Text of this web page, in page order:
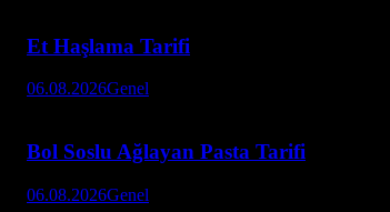
Et Haşlama Tarifi
06.08.2026Genel
Bol Soslu Ağlayan Pasta Tarifi
06.08.2026Genel